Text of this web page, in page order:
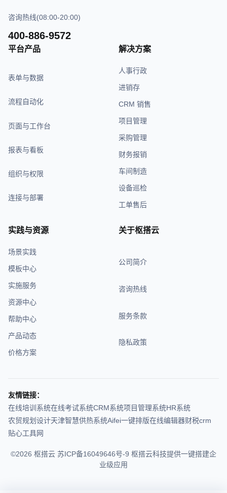
咨询热线(08:00-20:00)
400-886-9572
平台产品
表单与数据
流程自动化
页面与工作台
报表与看板
组织与权限
连接与部署
解决方案
人事行政
进销存
CRM 销售
项目管理
采购管理
财务报销
车间制造
设备巡检
工单售后
实践与资源
场景实践
模板中心
实施服务
资源中心
帮助中心
产品动态
价格方案
关于枢搭云
公司简介
咨询热线
服务条款
隐私政策
友情链接：
在线培训系统在线考试系统CRM系统项目管理系统HR系统
农贸规划设计天津智慧供热系统Aifei一键排版在线编辑器财税crm
贴心工具网
©2026 枢搭云 苏ICP备16049646号-9 枢搭云科技提供一键搭建企
业级应用